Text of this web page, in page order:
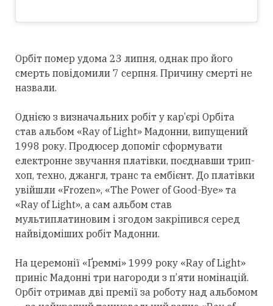
Орбіт помер удома 23 липня, однак про його
смерть повідомили 7 серпня. Причину смерті не
назвали.
Однією з визначальних робіт у кар’єрі Орбіта
став альбом «Ray of Light» Мадонни, випущений
1998 року. Продюсер допоміг сформувати
електронне звучання платівки, поєднавши трип-
хоп, техно, джангл, транс та ембієнт. До платівки
увійшли «Frozen», «The Power of Good-Bye» та
«Ray of Light», а сам альбом став
мультиплатиновим і згодом закріпився серед
найвідоміших робіт Мадонни.
На церемонії «Ґреммі» 1999 року «Ray of Light»
приніс Мадонні три нагороди з п’яти номінацій.
Орбіт отримав дві премії за роботу над альбомом